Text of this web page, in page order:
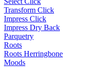
Transform Click
Impress Click
Impress Dry Back
Parquetry
Roots
Roots Herringbone
Moods